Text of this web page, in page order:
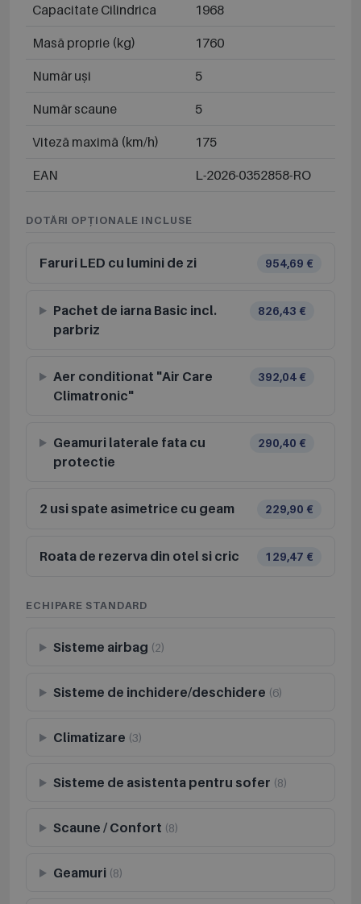
Capacitate Cilindrica 1968
Masă proprie (kg) 1760
Număr uși 5
Număr scaune 5
Viteză maximă (km/h) 175
EAN L-2026-0352858-RO
DOTĂRI OPȚIONALE INCLUSE
Faruri LED cu lumini de zi 954,69 €
Pachet de iarna Basic incl.
parbriz
826,43 €
Aer conditionat "Air Care
Climatronic"
392,04 €
Geamuri laterale fata cu
protectie
290,40 €
2 usi spate asimetrice cu geam 229,90 €
Roata de rezerva din otel si cric 129,47 €
ECHIPARE STANDARD
Sisteme airbag (2)
Sisteme de inchidere/deschidere (6)
Climatizare (3)
Sisteme de asistenta pentru sofer (8)
Scaune / Confort (8)
Geamuri(8)